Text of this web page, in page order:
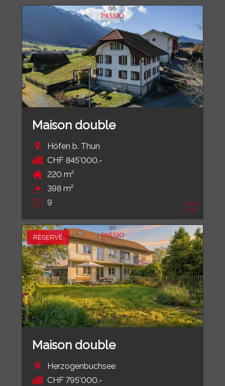
Maison double
Höfen b. Thun
CHF 845'000.-
220 m²
398 m²
9
RÉSERVÉ
Maison double
Herzogenbuchsee
CHF 795'000.-